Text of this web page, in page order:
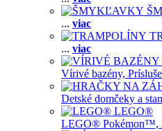
... viac
... viac
Vírivé bazény,
Detské domčeky a
LEGO®
LEGO® Pokémon™,